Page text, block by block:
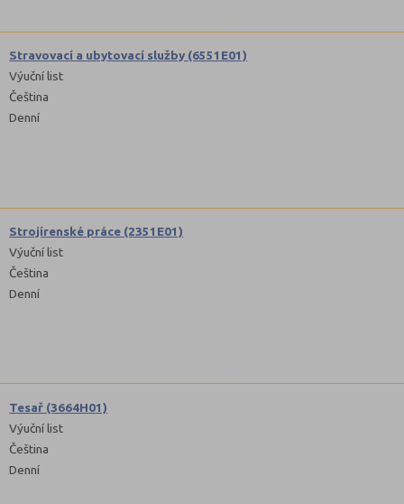
Stravovací a ubytovací služby (6551E01)
Výuční list
Čeština
Denní
Strojírenské práce (2351E01)
Výuční list
Čeština
Denní
Tesař (3664H01)
Výuční list
Čeština
Denní